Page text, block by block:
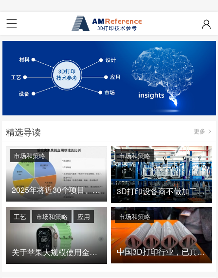
精选导读 更多
2025年将近30个项目、150亿投资：3D打印真的迎来爆发拐点了吗
市场和策略
3D打印设备商不做加工服务，就成了旁观者！
市场和策略
关于苹果大规模使用金属3D打印的思考
工艺 市场和策略 应用
中国3D打印行业，已真正进入爆发时代！
市场和策略